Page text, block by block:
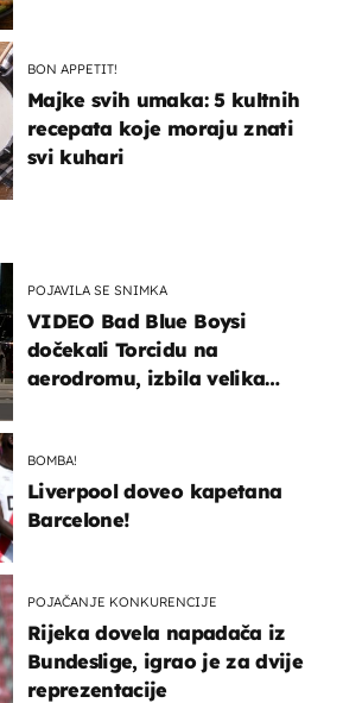
POJAVILA SE SNIMKA
VIDEO Bad Blue Boysi
dočekali Torcidu na
aerodromu, izbila velika
BOMBA!
Liverpool doveo kapetana
Barcelone!
POJAČANJE KONKURENCIJE
Rijeka dovela napadača iz
Bundeslige, igrao je za dvije
reprezentacije
BON APPETIT!
Majke svih umaka: 5 kultnih
recepata koje moraju znati
svi kuhari